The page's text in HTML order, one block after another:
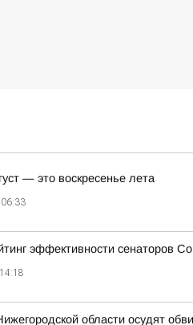
— это воскресенье лета
06:33
эффективности сенаторов
14:18
области осудят